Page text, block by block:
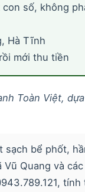
số, không
Hà Tĩnh
mới thu tiền
Toàn Việt,
bể phốt,
Quang và